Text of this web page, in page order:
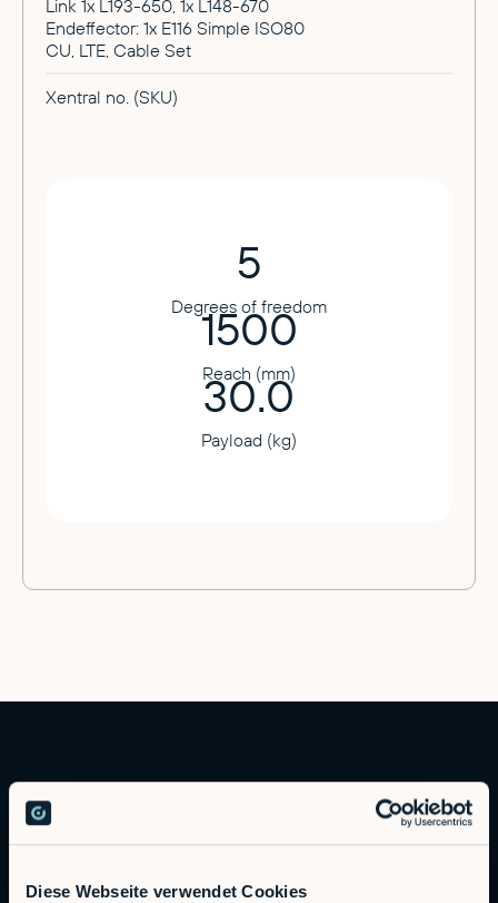
Diese Webseite verwendet Cookies
Link 1x L193-650, 1x L148-670
Endeffector: 1x E116 Simple ISO80
CU, LTE, Cable Set
Xentral no. (SKU)
5
Degrees of freedom
1500
Reach (mm)
30.0
Payload (kg)